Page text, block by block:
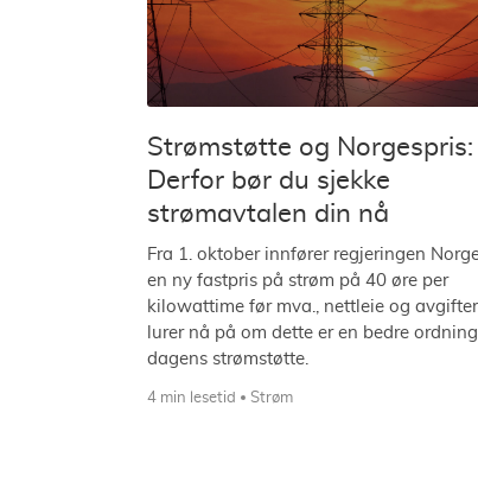
Strømstøtte og Norgespris:
Derfor bør du sjekke
strømavtalen din nå
Fra 1. oktober innfører regjeringen
en ny fastpris på strøm på 40 øre per
kilowattime før mva., nettleie og
lurer nå på om dette er en bedre
dagens strømstøtte.
4 min lesetid Strøm